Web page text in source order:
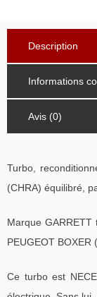
Description
Informations
Avis (0)
Turbo,
(CHRA) équilibré,
Marque
PEUGEOT BOXER
Ce turbo est